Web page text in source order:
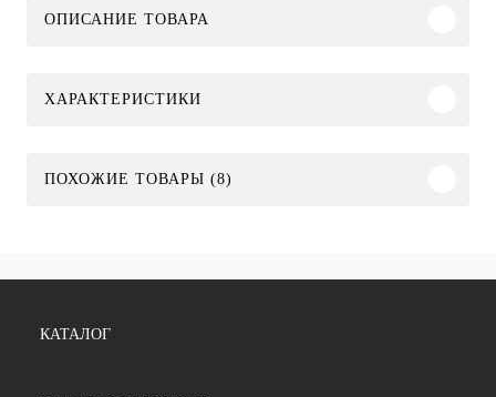
ОПИСАНИЕ ТОВАРА
ХАРАКТЕРИСТИКИ
ПОХОЖИЕ ТОВАРЫ (8)
КАТАЛОГ